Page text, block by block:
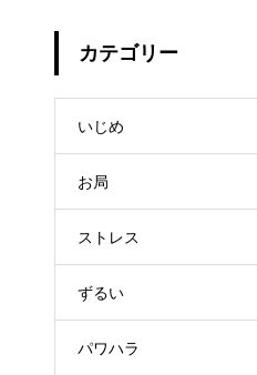
カテゴリー
いじめ
お局
ストレス
ずるい
パワハラ